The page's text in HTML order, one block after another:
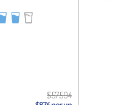
$57.594